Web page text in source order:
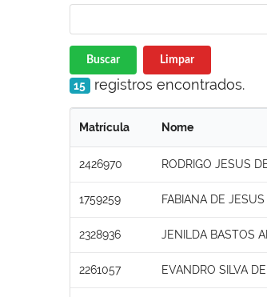
Buscar Limpar
15 registros encontrados.
Matrícula Nome
2426970 RODRIGO JESUS
1759259 FABIANA DE
2328936 JENILDA BASTOS
2261057 EVANDRO SILVA